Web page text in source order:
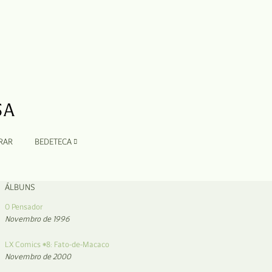
BEDETECA
ÁLBUNS
O Pensador
Novembro de 1996
LX Comics #8: Fato-de-Macaco
Novembro de 2000